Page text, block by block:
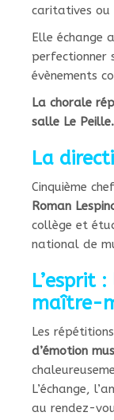
caritatives ou
Elle échange
perfectionner
évènements
La chorale
salle Le Peille.
La
Cinquième
Roman
collège et
national de
L’esprit
maître-
Les
d’émotion
L’échange,
au rendez-